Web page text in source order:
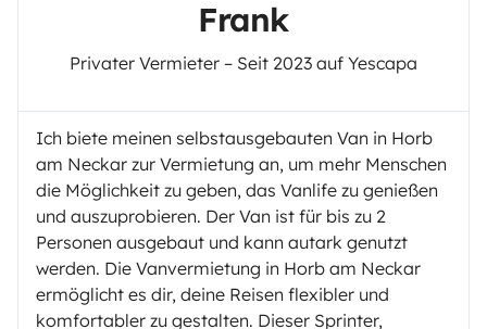
Frank
Privater Vermieter – Seit 2023 auf Yescapa
Ich biete meinen selbstausgebauten Van in Horb
am Neckar zur Vermietung an, um mehr Menschen
die Möglichkeit zu geben, das Vanlife zu genießen
und auszuprobieren. Der Van ist für bis zu 2
Personen ausgebaut und kann autark genutzt
werden. Die Vanvermietung in Horb am Neckar
ermöglicht es dir, deine Reisen flexibler und
komfortabler zu gestalten. Dieser Sprinter,